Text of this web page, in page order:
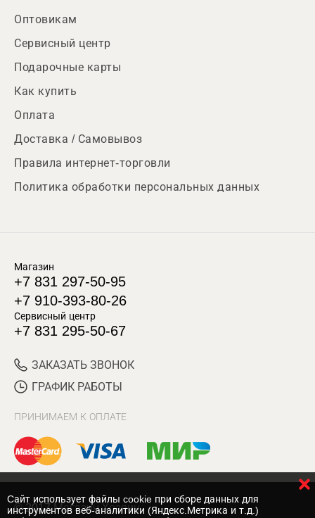
Оптовикам
Сервисный центр
Подарочные карты
Как купить
Оплата
Доставка / Самовывоз
Правила интернет-торговли
Политика обработки персональных данных
Магазин
+7 831 297-50-95
+7 910-393-80-26
Сервисный центр
+7 831 295-50-67
ЗАКАЗАТЬ ЗВОНОК
ГРАФИК РАБОТЫ
ПРИНИМАЕМ К ОПЛАТЕ
© 2017 Магазин Хозяин
Cайт использует файлы cookie при сборе данных для
инструментов веб-аналитики (Яндекс.Метрика и т.д.)